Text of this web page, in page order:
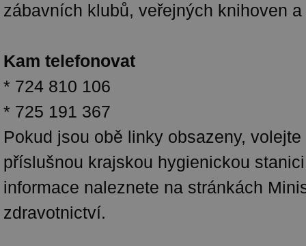
zábavních klubů, veřejných knihoven
Kam telefonovat
* 724 810 106
* 725 191 367
Pokud jsou obě linky obsazeny,
příslušnou krajskou hygienickou
informace naleznete na stránkách
zdravotnictví.